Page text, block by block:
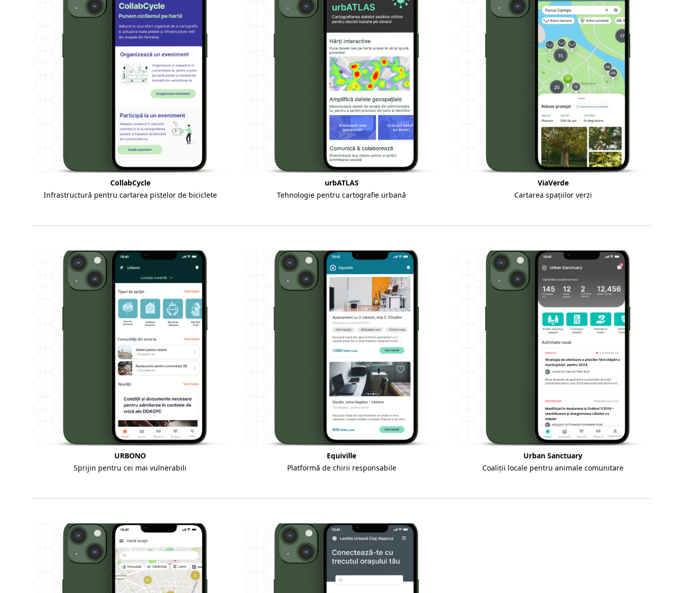
CollabCycle
Infrastructură pentru cartarea pistelor de biciclete
urbATLAS
Tehnologie pentru cartografie urbană
ViaVerde
Cartarea spațiilor verzi
URBONO
Sprijin pentru cei mai vulnerabili
Equiville
Platformă de chirii responsabile
Urban Sanctuary
Coaliții locale pentru animale comunitare